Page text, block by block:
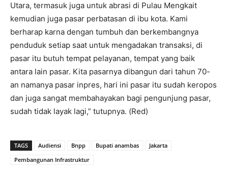
Utara, termasuk juga untuk abrasi di Pulau Mengkait
kemudian juga pasar perbatasan di ibu kota. Kami
berharap karna dengan tumbuh dan berkembangnya
penduduk setiap saat untuk mengadakan transaksi, di
pasar itu butuh tempat pelayanan, tempat yang baik
antara lain pasar. Kita pasarnya dibangun dari tahun 70-
an namanya pasar inpres, hari ini pasar itu sudah keropos
dan juga sangat membahayakan bagi pengunjung pasar,
sudah tidak layak lagi,” tutupnya. (Red)
TAGS Audiensi Bnpp Bupati anambas
Jakarta
Pembangunan Infrastruktur